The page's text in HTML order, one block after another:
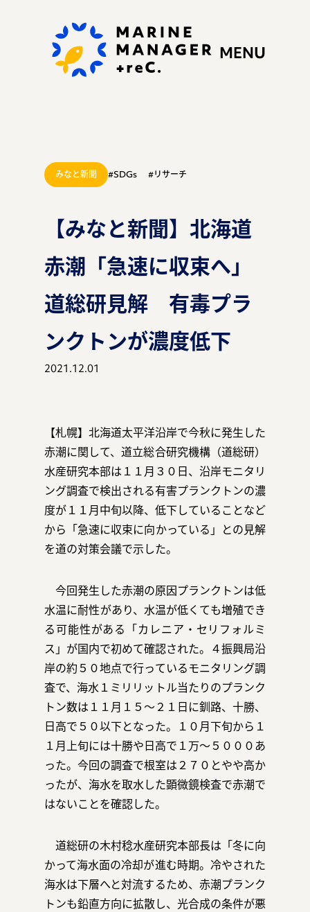
MENU
私たちの思い
ぷらすれっくにできる
こと
マガジン
事例
お知らせ
資料ダウンロード
お問い合わせ
運営会社：日本事務器株式会社
みなと新聞 #SDGs #リサーチ
【みなと新聞】北海道
赤潮「急速に収束へ」
道総研見解 有毒プラ
ンクトンが濃度低下
2021.12.01
【札幌】北海道太平洋沿岸で今秋に発生した
赤潮に関して、道立総合研究機構（道総研）
水産研究本部は１１月３０日、沿岸モニタリ
ング調査で検出される有害プランクトンの濃
度が１１月中旬以降、低下していることなど
から「急速に収束に向かっている」との見解
を道の対策会議で示した。
今回発生した赤潮の原因プランクトンは低
水温に耐性があり、水温が低くても増殖でき
る可能性がある「カレニア・セリフォルミ
ス」が国内で初めて確認された。４振興局沿
岸の約５０地点で行っているモニタリング調
査で、海水１ミリリットル当たりのプランク
トン数は１１月１５～２１日に釧路、十勝、
日高で５０以下となった。１０月下旬から１
１月上旬には十勝や日高で１万～５０００あ
った。今回の調査で根室は２７０とやや高か
ったが、海水を取水した顕微鏡検査で赤潮で
はないことを確認した。
道総研の木村稔水産研究本部長は「冬に向
かって海水面の冷却が進む時期。冷やされた
海水は下層へと対流するため、赤潮プランク
トンも鉛直方向に拡散し、光合成の条件が悪